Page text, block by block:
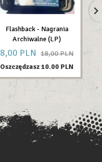
Flashback - Nagrania
Archiwalne (LP)
8,00 PLN 18,00 PLN
Oszczędzasz 10.00 PLN